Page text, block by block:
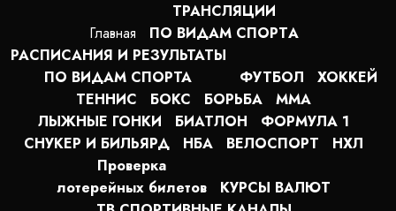
Главная
ТРАНСЛЯЦИИ
ПО ВИДАМ СПОРТA
РАСПИСАНИЯ И РЕЗУЛЬТАТЫ
ПО ВИДАМ СПОРТА
ФУТБОЛ
ХОККЕЙ
ТЕННИС
БОКС БОРЬБА
MMA
ЛЫЖНЫЕ ГОНКИ
БИАТЛОН
ФОРМУЛА 1
СНУКЕР И БИЛЬЯРД
НБА ВЕЛОСПОРТ
НХЛ
Проверка
лотерейных билетов
КУРСЫ ВАЛЮТ